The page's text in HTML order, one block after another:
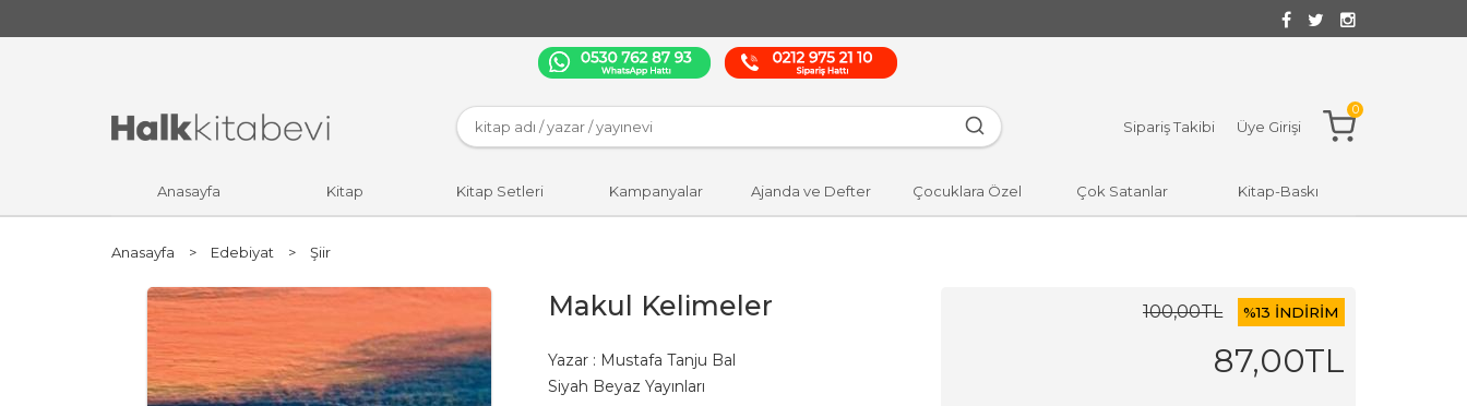
Sipariş Takibi Üye Girişi
0
Anasayfa Kitap Kitap Setleri Kampanyalar Ajanda ve Defter Çocuklara Özel Çok Satanlar Kitap-Baskı
Anasayfa > Edebiyat > Şiir
Makul Kelimeler
Yazar : Mustafa Tanju Bal
Siyah Beyaz Yayınları
100,00TL %13 İNDİRİM
87,00TL